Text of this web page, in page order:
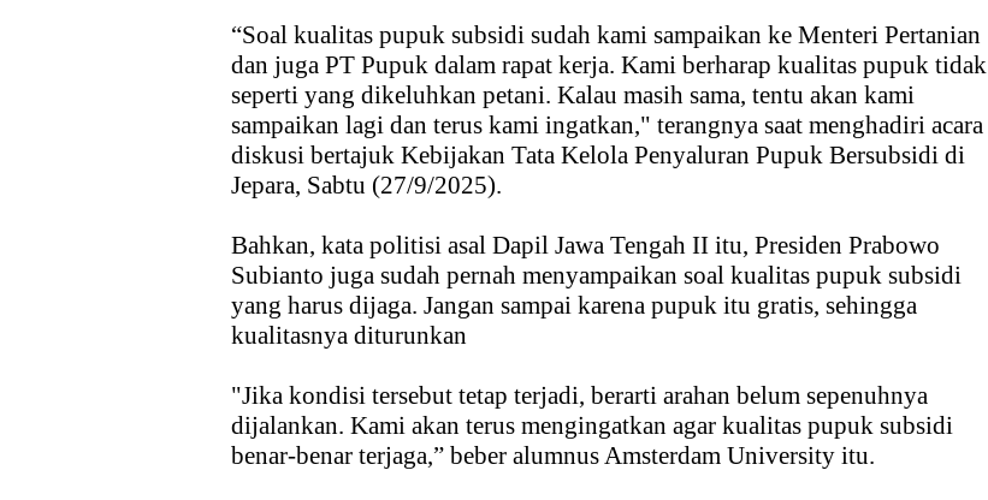
“Soal kualitas pupuk subsidi sudah kami sampaikan ke Menteri Pertanian
dan juga PT Pupuk dalam rapat kerja. Kami berharap kualitas pupuk tidak
seperti yang dikeluhkan petani. Kalau masih sama, tentu akan kami
sampaikan lagi dan terus kami ingatkan," terangnya saat menghadiri acara
diskusi bertajuk Kebijakan Tata Kelola Penyaluran Pupuk Bersubsidi di
Jepara, Sabtu (27/9/2025).
Bahkan, kata politisi asal Dapil Jawa Tengah II itu, Presiden Prabowo
Subianto juga sudah pernah menyampaikan soal kualitas pupuk subsidi
yang harus dijaga. Jangan sampai karena pupuk itu gratis, sehingga
kualitasnya diturunkan
"Jika kondisi tersebut tetap terjadi, berarti arahan belum sepenuhnya
dijalankan. Kami akan terus mengingatkan agar kualitas pupuk subsidi
benar-benar terjaga,” beber alumnus Amsterdam University itu.